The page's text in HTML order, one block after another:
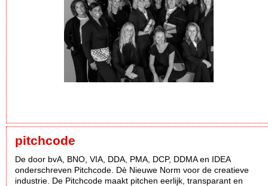
pitchcode
De door bvA, BNO, VIA, DDA, PMA, DCP, DDMA en IDEA
onderschreven Pitchcode. Dè Nieuwe Norm voor de creatieve
industrie. De Pitchcode maakt pitchen eerlijk, transparant en